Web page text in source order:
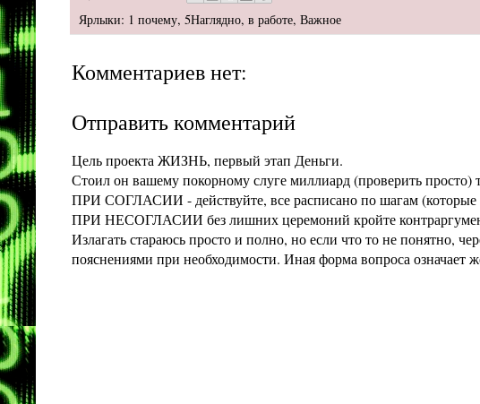
Ярлыки: 1 почему, 5Наглядно, в работе, Важное
Комментариев нет:
Отправить комментарий
Цель проекта ЖИЗНЬ, первый этап Деньги.
Стоил он вашему покорному слуге миллиард (проверить просто)
ПРИ СОГЛАСИИ - действуйте, все расписано по шагам (которые
ПРИ НЕСОГЛАСИИ без лишних церемоний кройте
Излагать стараюсь просто и полно, но если что то не
пояснениями при необходимости. Иная форма вопроса означает